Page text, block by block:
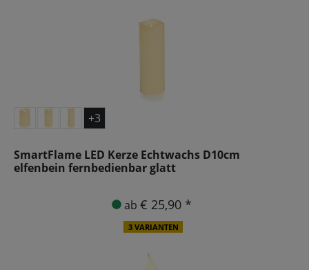
+3
SmartFlame LED Kerze Echtwachs D10cm
elfenbein fernbedienbar glatt
ab € 25,90 *
3 VARIANTEN